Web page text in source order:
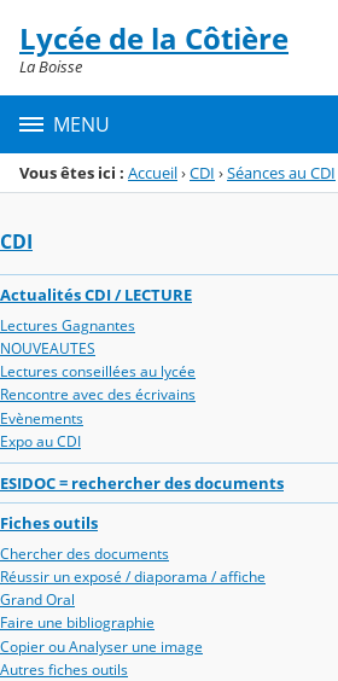
Menu de la rubrique
Contenu
Lycée de la Côtière
La Boisse
MENU
Vous êtes ici : Accueil›CDI ›Séances au CDI
CDI
Actualités CDI / LECTURE
Lectures Gagnantes
NOUVEAUTES
Lectures conseillées au lycée
Rencontre avec des écrivains
Evènements
Expo au CDI
ESIDOC = rechercher des documents
Fiches outils
Chercher des documents
Réussir un exposé / diaporama / affiche
Grand Oral
Faire une bibliographie
Copier ou Analyser une image
Autres fiches outils